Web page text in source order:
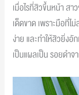
เมื่อไรที่สิวขึ้นหน้า ส
เด็ดขาด เพราะมือที่ไ
ง่าย และทำให้สิวยิ่งอั
เป็นแผลเป็น รอยดำ